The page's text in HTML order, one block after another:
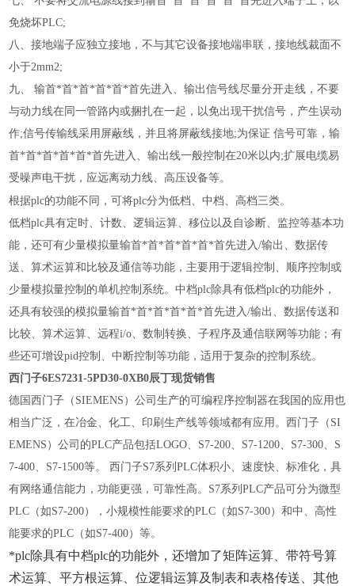
免烧坏PLC;
八、接地端子应独立接地，不与其它设备接地端串联，接地线裁面不
小于2mm2;
九、
输首*首*首*首*首*首先进入、输出信号线尽量分开走线，不要
与动力线在同一管路内或捆扎在一起，以免出现干扰信号，产生误动
作;信号传输线采用屏蔽线，并且将屏蔽线接地;为保证 信号可靠，输
首*首*首*首*首*首先进入、输出线一般控制在20米以内;扩展电缆易
受噪声电干扰，应远离动力线、高压设备等。
根据plc的功能不同，可将plc分为低档、中档、高档三类。
低档plc具有定时、计数、逻辑运算、移位以及自诊断、监控等基本功
能，还可有少量模拟量输首*首*首*首*首*首先进入/输出、数据传
送、算术运算和比较及通信等功能，主要用于逻辑控制、顺序控制或
少量模拟量控制的单机控制系统。中档plc除具有低档plc的功能外，
还具有较强的模拟量输首*首*首*首*首*首先进入/输出、数据传送和
比较、算术运算、远程i/o、数制转换、子程序及通信联网等功能；有
些还可增设pid控制、中断控制等功能，适用于复杂的控制系统。
西门子6ES7231-5PD30-0XB0辰丁现货销售
德国西门子（ SIEMENS）公司生产的可编程序控制器在我国的应用也
相当广泛，在冶金、化工、印刷生产线等领域都有应用。西门子（SI
EMENS）公司的PLC产品包括LOGO、S7-200、S7-1200、S7-300、S
7-400、S7-1500等。 西门子S7系列PLC体积小、速度快、标准化，具
有网络通信能力，功能更强，可靠性高。S7系列PLC产品可分为微型
PLC（如S7-200），小规模性能要求的PLC（如S7-300）和中、高性
能要求的PLC（如S7-400）等。
*plc除具有中档plc的功能外，还增加了矩阵运算、带符号算
术运算、平方根运算、位逻辑运算及制表和表格传送、其他